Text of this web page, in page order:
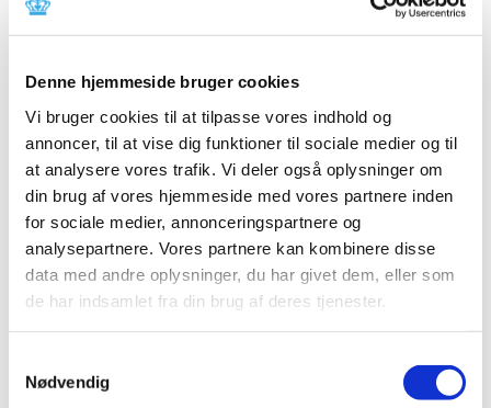
Denne hjemmeside bruger cookies
Vi bruger cookies til at tilpasse vores indhold og
annoncer, til at vise dig funktioner til sociale medier og til
at analysere vores trafik. Vi deler også oplysninger om
din brug af vores hjemmeside med vores partnere inden
for sociale medier, annonceringspartnere og
analysepartnere. Vores partnere kan kombinere disse
data med andre oplysninger, du har givet dem, eller som
de har indsamlet fra din brug af deres tjenester.
Nødvendig
Ændring af rapportering for visse
cannabisprodukter fra 1. januar 2024
FNs kontrolorgan, International Narcotics Control Board
(INCB) har besluttet at ændre på måden…
Bevilling til at drive Kerteminde Apotek
|5. december 2023|
Lægemiddelstyrelsen har den 24. november 2023
meddelt, at Nanna Stauner får bevilling til at drive
ansøgninger om kliniske lægemiddelforsøg er